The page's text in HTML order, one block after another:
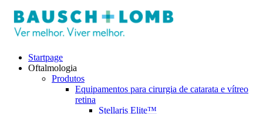
Startpage
Oftalmologia
Produtos
Equipamentos para cirurgia de catarata e vítreo
retina
Stellaris Elite™